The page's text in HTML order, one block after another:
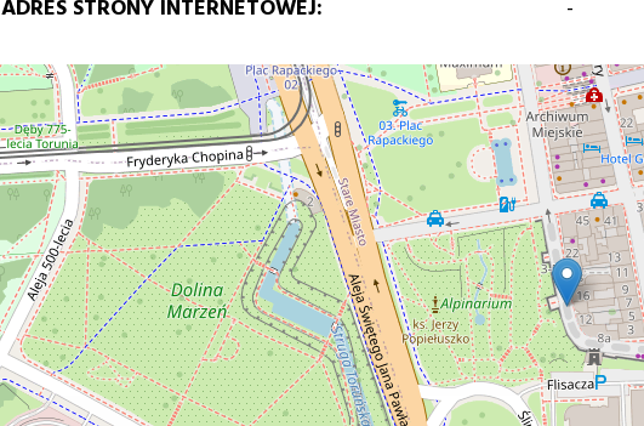
ADRES STRONY INTERNETOWEJ
-